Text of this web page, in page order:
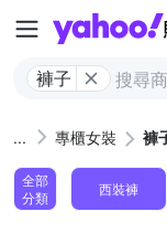
褲子
專櫃女裝 褲
全部
分類
西裝褲